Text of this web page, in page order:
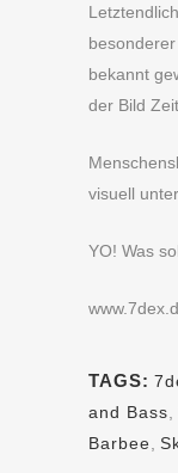
besonderer
bekannt
der Bild
visuell
YO! Was
TAGS:
and Bass
Barbee